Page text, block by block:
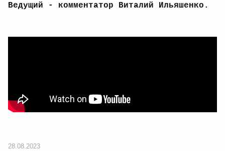
Ведущий - комментатор Виталий Ильяшенко.
28.08.2023